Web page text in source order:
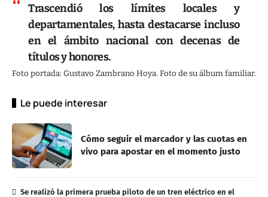
Trascendió los límites locales y
departamentales, hasta destacarse incluso
en el ámbito nacional con decenas de
títulos y honores.
Foto portada: Gustavo Zambrano Hoya. Foto de su álbum familiar.
Le puede interesar
Cómo seguir el marcador y las cuotas en
vivo para apostar en el momento justo
Se realizó la primera prueba piloto de un tren eléctrico en el